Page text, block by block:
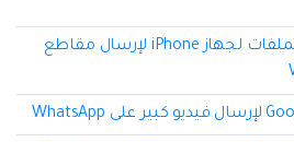
الجزء 2: استخدم تطبيق الملفات لجهاز iPhone لإرسال مقاطع